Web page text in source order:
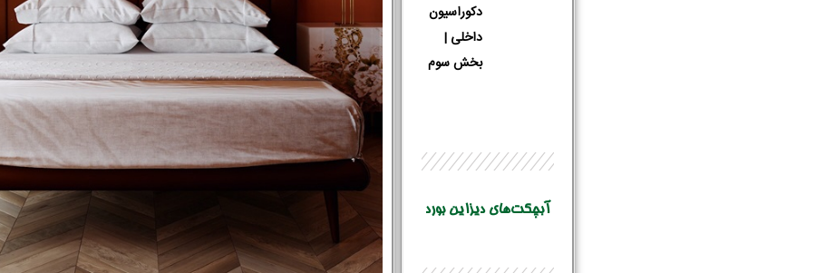
دکوراسیون
داخلی |
بخش سوم
آبچکت‌های دیزاین بورد